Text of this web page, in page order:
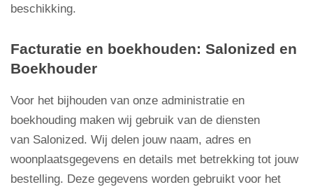
beschikking.
Facturatie en boekhouden: Salonized en
Boekhouder
Voor het bijhouden van onze administratie en
boekhouding maken wij gebruik van de diensten
van Salonized. Wij delen jouw naam, adres en
woonplaatsgegevens en details met betrekking tot jouw
bestelling. Deze gegevens worden gebruikt voor het